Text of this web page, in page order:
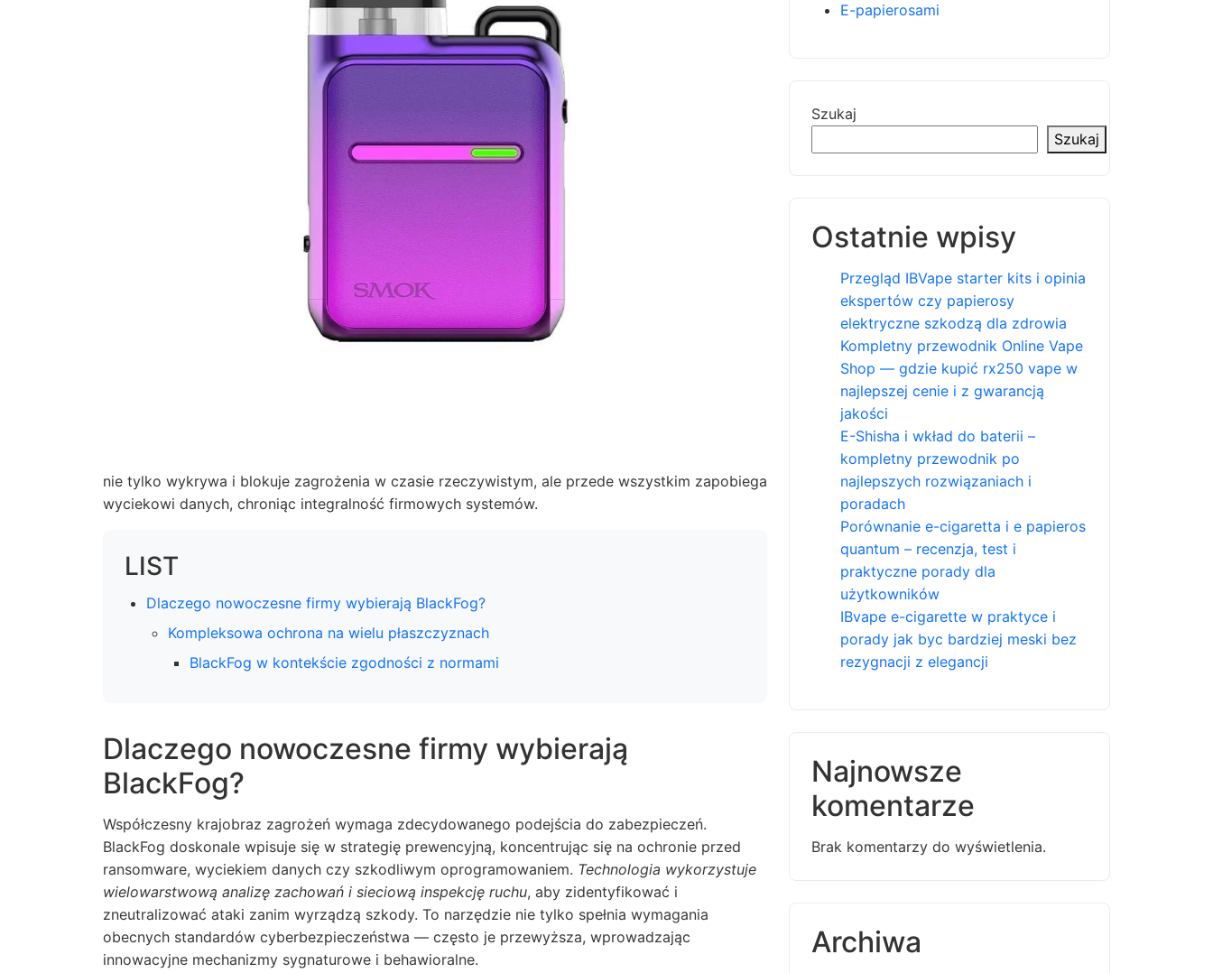
nie tylko wykrywa i blokuje zagrożenia w czasie rzeczywistym, ale przede wszystkim zapobiega
wyciekowi danych, chroniąc integralność firmowych systemów.
LIST
Dlaczego nowoczesne firmy wybierają BlackFog?
Kompleksowa ochrona na wielu płaszczyznach
BlackFog w kontekście zgodności z normami
Dlaczego nowoczesne firmy wybierają
BlackFog?
Współczesny krajobraz zagrożeń wymaga zdecydowanego podejścia do zabezpieczeń.
BlackFog doskonale wpisuje się w strategię prewencyjną, koncentrując się na ochronie przed
ransomware, wyciekiem danych czy szkodliwym oprogramowaniem. Technologia wykorzystuje
wielowarstwową analizę zachowań i sieciową inspekcję ruchu, aby zidentyfikować i
zneutralizować ataki zanim wyrządzą szkody. To narzędzie nie tylko spełnia wymagania
obecnych standardów cyberbezpieczeństwa — często je przewyższa, wprowadzając
innowacyjne mechanizmy sygnaturowe i behawioralne.
E-papierosami
Szukaj
Szukaj
Ostatnie wpisy
Przegląd IBVape starter kits i opinia
ekspertów czy papierosy
elektryczne szkodzą dla zdrowia
Kompletny przewodnik Online Vape
Shop — gdzie kupić rx250 vape w
najlepszej cenie i z gwarancją
jakości
E-Shisha i wkład do baterii –
kompletny przewodnik po
najlepszych rozwiązaniach i
poradach
Porównanie e-cigaretta i e papieros
quantum – recenzja, test i
praktyczne porady dla
użytkowników
IBvape e-cigarette w praktyce i
porady jak byc bardziej meski bez
rezygnacji z elegancji
Najnowsze
komentarze
Brak komentarzy do wyświetlenia.
Archiwa